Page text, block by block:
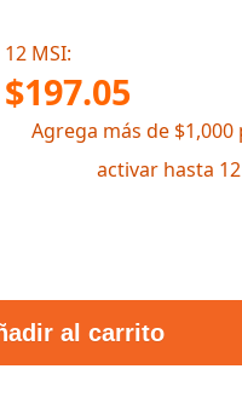
12 MSI:
$197.05
Agrega más de $1,000
activar hasta
al carrito